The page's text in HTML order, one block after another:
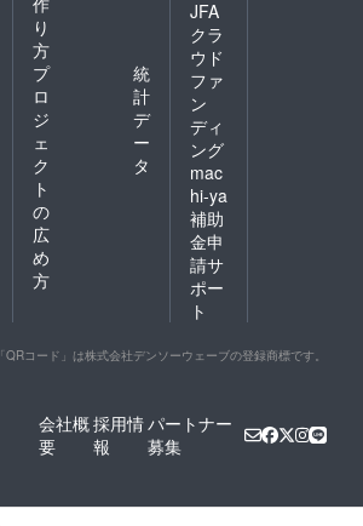
り
方
プ
ロ
ジ
ェ
ク
ト
の
広
め
方
統
計
デ
ー
タ
JFA
クラ
ウド
ファ
ン
ディ
ング
mac
hi-ya
補助
金申
請サ
ポー
ト
「QRコード」は株式会社デンソーウェーブの登録商標です。
会社概
要
採用情
報
パートナー
募集